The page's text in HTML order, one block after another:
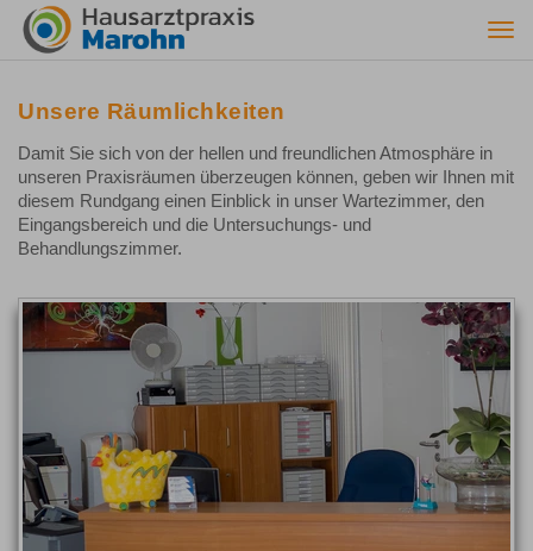
Unsere Räumlichkeiten
Damit Sie sich von der hellen und freundlichen Atmosphäre in
unseren Praxisräumen überzeugen können, geben wir Ihnen mit
diesem Rundgang einen Einblick in unser Wartezimmer, den
Eingangsbereich und die Untersuchungs- und
Behandlungszimmer.